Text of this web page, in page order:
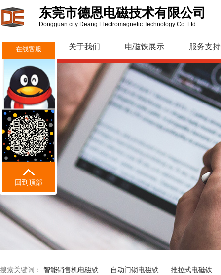
东莞市德恩电磁技术有限公司
Dongguan city Deang Electromagnetic Technology Co. Ltd.
网站首页 关于我们 电磁铁展示 服务支持
搜索关键词： 智能销售机电磁铁 自动门锁电磁铁 推拉式电磁铁
在线客服
回到顶部